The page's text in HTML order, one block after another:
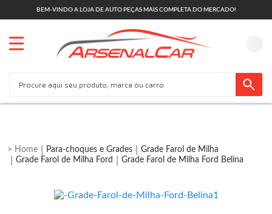
BEM-VINDO A LOJA DE AUTO PEÇAS MAIS COMPLETA DO MERCADO!
Para-choques e Grades
Grade Farol de Milha
Grade Farol de Milha Ford
Grade Farol de Milha Ford Belina